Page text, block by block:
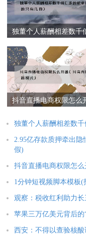
独董个人薪酬相差数千
抖音直播电商权限怎么
独董个人薪酬相差数
2.95亿存款质押牵出
假)
抖音直播电商权限怎
1分钟短视频脚本模板
观察：税收红利助力
苹果三万亿美元背后的
西安：不得以查验核